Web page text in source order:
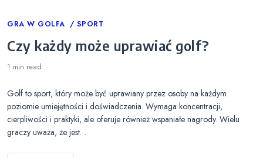
Categories
GRA W GOLFA SPORT
Czy każdy może uprawiać golf?
1 min read
Golf to sport, który może być uprawiany przez osoby na każdym
poziomie umiejętności i doświadczenia. Wymaga koncentracji,
cierpliwości i praktyki, ale oferuje również wspaniałe nagrody. Wielu
graczy uważa, że jest…